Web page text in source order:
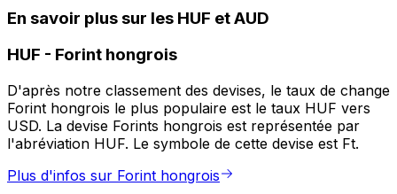
En savoir plus sur les HUF et AUD
HUF - Forint hongrois
D'après notre classement des devises, le taux de change
Forint hongrois le plus populaire est le taux HUF vers
USD. La devise Forints hongrois est représentée par
l'abréviation HUF. Le symbole de cette devise est Ft.
Plus d'infos sur Forint hongrois